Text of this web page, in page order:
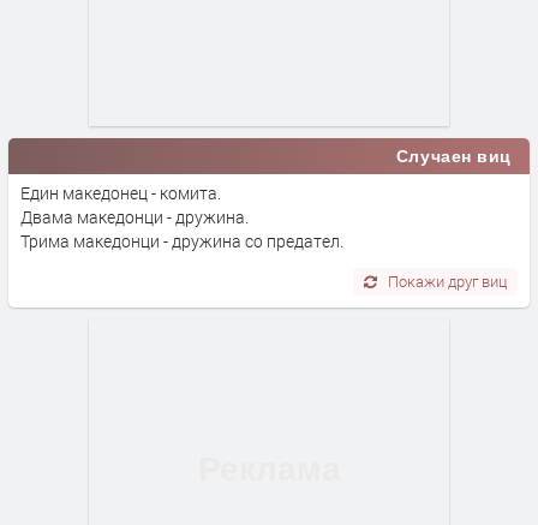
Случаен виц
Един македонец - комита.
Двама македонци - дружина.
Трима македонци - дружина со предател.
Покажи друг виц